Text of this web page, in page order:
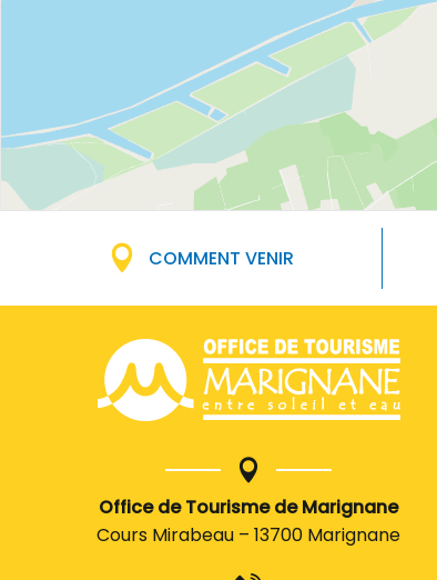
COMMENT VENIR
Office de Tourisme de Marignane
Cours Mirabeau – 13700 Marignane